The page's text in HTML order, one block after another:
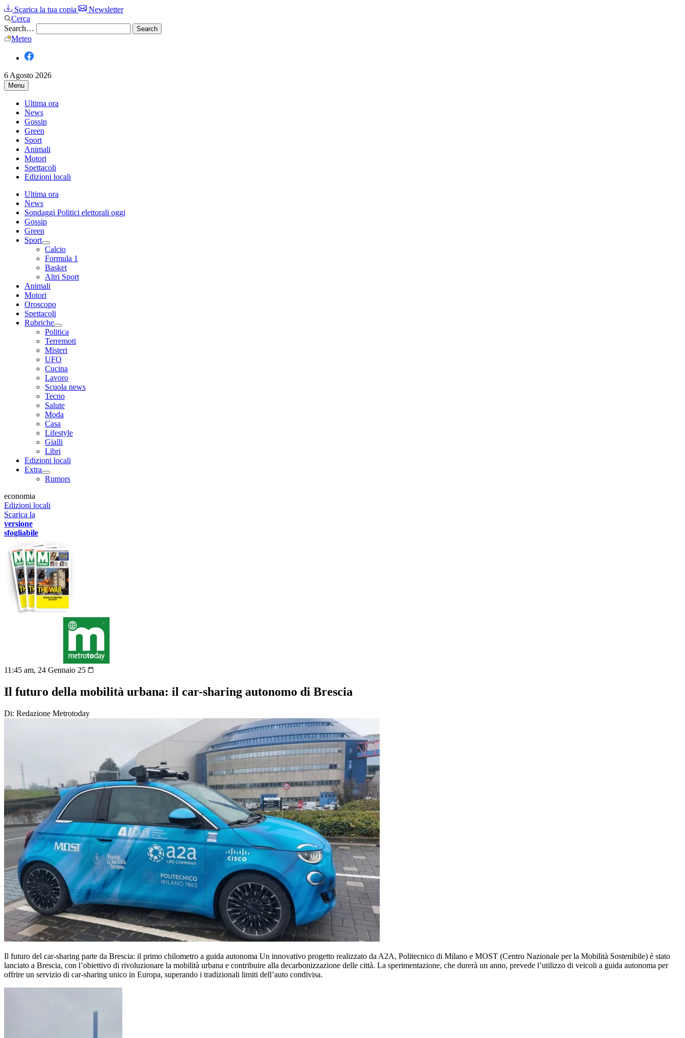
Scarica la tua copia
Newsletter
Cerca
Search…
Meteo
6 Agosto 2026
Menu
Ultima ora
News
Gossip
Green
Sport
Animali
Motori
Spettacoli
Edizioni locali
Ultima ora
News
Sondaggi Politici elettorali oggi
Gossip
Green
Sport
Calcio
Formula 1
Basket
Altri Sport
Animali
Motori
Oroscopo
Spettacoli
Rubriche
Politica
Terremoti
Misteri
UFO
Cucina
Lavoro
Scuola news
Tecno
Salute
Moda
Casa
Lifestyle
Gialli
Libri
Edizioni locali
Extra
Rumors
economia
Edizioni locali
Scarica la
versione
sfogliabile
11:45 am, 24 Gennaio 25
Il futuro della mobilità urbana: il car-sharing autonomo di Brescia
Di: Redazione Metrotoday
Il futuro del car-sharing parte da Brescia: il primo chilometro a guida autonoma Un innovativo progetto realizzato da A2A, Politecnico di Milano e MOST (Centro Nazionale per la Mobilità Sostenibile) è stato
lanciato a Brescia, con l’obiettivo di rivoluzionare la mobilità urbana e contribuire alla decarbonizzazione delle città. La sperimentazione, che durerà un anno, prevede l’utilizzo di veicoli a guida autonoma per
offrire un servizio di car-sharing unico in Europa, superando i tradizionali limiti dell’auto condivisa.